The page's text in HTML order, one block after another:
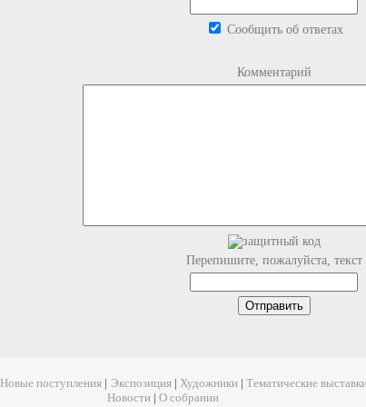
Сообщить об ответах
Комментарий
Перепишите, пожалуйста, текст
Новые поступления Экспозиция Художники
Тематические
Новости| О собрании